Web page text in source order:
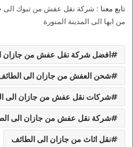
تابع معنا : شركة نقل عفش من تبوك الى
من ابها الى المدينة المنورة
افضل شركة نقل عفش من جازان
شحن العفش من جازان الى
شركات نقل عفش من جازان الى
شركة نقل عفش من جازان الى
نقل اثاث من جازان الى الطائف